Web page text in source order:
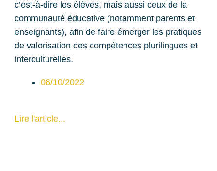
c’est-à-dire les élèves, mais aussi ceux de la
communauté éducative (notamment parents et
enseignants), afin de faire émerger les pratiques
de valorisation des compétences plurilingues et
interculturelles.
06/10/2022
Lire l'article...